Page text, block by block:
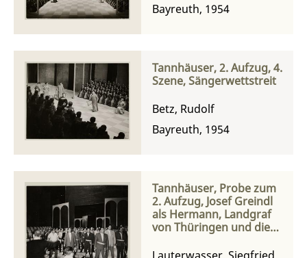
Bayreuth, 1954
Tannhäuser, 2. Aufzug, 4.
Szene, Sängerwettstreit
Betz, Rudolf
Bayreuth, 1954
Tannhäuser, Probe zum
2. Aufzug, Josef Greindl
als Hermann, Landgraf
von Thüringen und die
Lauterwasser, Siegfried